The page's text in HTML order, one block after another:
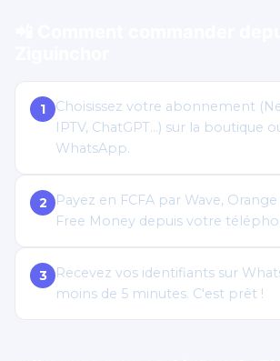
1
Choisissez votre abonnement
IPTV, ChatGPT…) sur la boutique
WhatsApp.
2
Payez en FCFA par Wave,
Free Money depuis votre
3
Recevez vos identifiants sur
moins de 5 minutes. C'est prêt !